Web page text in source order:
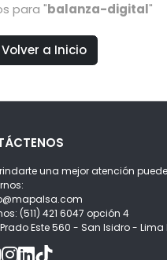
para "balanza-digital"
Volver a Inicio
una mejor atención
(511) 421 6047 opción 4
Este 560 - San Isidro - Lima